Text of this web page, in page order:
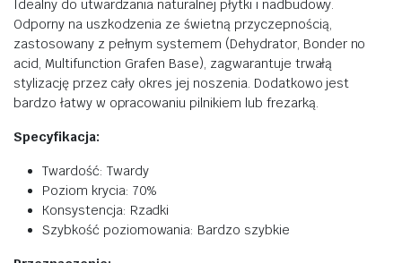
Idealny do utwardzania naturalnej płytki i nadbudowy.
Odporny na uszkodzenia ze świetną przyczepnością,
zastosowany z pełnym systemem (Dehydrator, Bonder no
acid, Multifunction Grafen Base), zagwarantuje trwałą
stylizację przez cały okres jej noszenia. Dodatkowo jest
bardzo łatwy w opracowaniu pilnikiem lub frezarką.
Specyfikacja:
Twardość: Twardy
Poziom krycia: 70%
Konsystencja: Rzadki
Szybkość poziomowania: Bardzo szybkie